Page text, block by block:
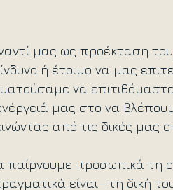
μας ως προέκταση
ή έτοιμο να μας
να
μας στο να
από τις δικές μας
παίρνουμε προσωπικά τη
είναι—τη δική